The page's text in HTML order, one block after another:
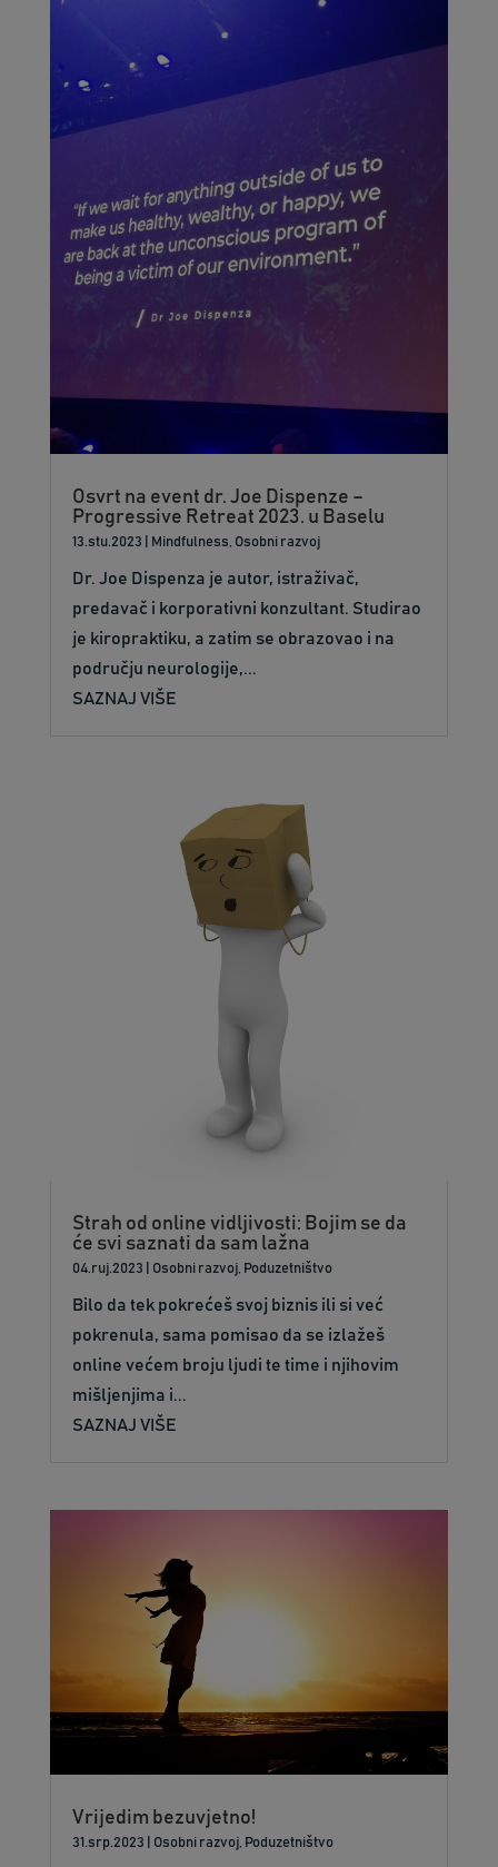
Osvrt na event dr. Joe Dispenze –
Progressive Retreat 2023. u Baselu
13.stu.2023 Mindfulness, Osobni razvoj
Dr. Joe Dispenza je autor, istraživač,
predavač i korporativni konzultant. Studirao
je kiropraktiku, a zatim se obrazovao i na
području neurologije,...
SAZNAJ VIŠE
Strah od online vidljivosti: Bojim se da
će svi saznati da sam lažna
04.ruj.2023 Osobni razvoj, Poduzetništvo
Bilo da tek pokrećeš svoj biznis ili si već
pokrenula, sama pomisao da se izlažeš
online većem broju ljudi te time i njihovim
mišljenjima i...
SAZNAJ VIŠE
Vrijedim bezuvjetno!
31.srp.2023 Osobni razvoj, Poduzetništvo